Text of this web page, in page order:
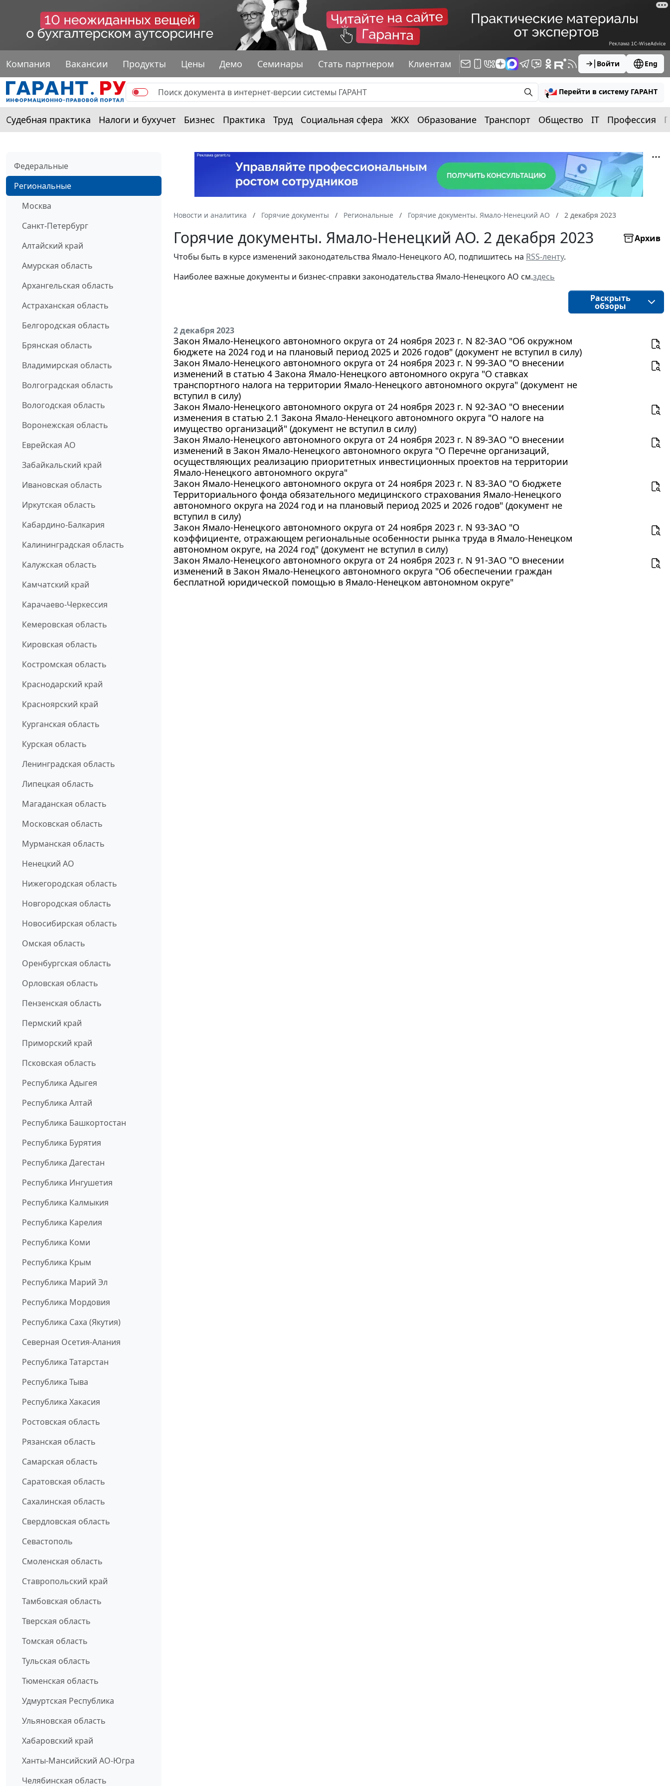
Компания Вакансии Продукты Цены Демо Семинары Стать партнером Клиентам Войти Eng
Перейти в систему ГАРАНТ
Судебная практика Налоги и бухучет Бизнес Практика Труд Социальная сфера ЖКХ Образование Транспорт Общество IT Профессия
Федеральные
Региональные
Москва
Санкт-Петербург
Алтайский край
Амурская область
Архангельская область
Астраханская область
Белгородская область
Брянская область
Владимирская область
Волгоградская область
Вологодская область
Воронежская область
Еврейская АО
Забайкальский край
Ивановская область
Иркутская область
Кабардино-Балкария
Калининградская область
Калужская область
Камчатский край
Карачаево-Черкессия
Кемеровская область
Кировская область
Костромская область
Краснодарский край
Красноярский край
Курганская область
Курская область
Ленинградская область
Липецкая область
Магаданская область
Московская область
Мурманская область
Ненецкий АО
Нижегородская область
Новгородская область
Новосибирская область
Омская область
Оренбургская область
Орловская область
Пензенская область
Пермский край
Приморский край
Псковская область
Республика Адыгея
Республика Алтай
Республика Башкортостан
Республика Бурятия
Республика Дагестан
Республика Ингушетия
Республика Калмыкия
Республика Карелия
Республика Коми
Республика Крым
Республика Марий Эл
Республика Мордовия
Республика Саха (Якутия)
Северная Осетия-Алания
Республика Татарстан
Республика Тыва
Республика Хакасия
Ростовская область
Рязанская область
Самарская область
Саратовская область
Сахалинская область
Свердловская область
Севастополь
Смоленская область
Ставропольский край
Тамбовская область
Тверская область
Томская область
Тульская область
Тюменская область
Удмуртская Республика
Ульяновская область
Хабаровский край
Ханты-Мансийский АО-Югра
Челябинская область
Новости и аналитика Горячие документы Региональные Горячие документы. Ямало-Ненецкий АО 2 декабря 2023
Горячие документы. Ямало-Ненецкий АО. 2 декабря 2023
Архив
Чтобы быть в курсе изменений законодательства Ямало-Ненецкого АО, подпишитесь на RSS-ленту.
Наиболее важные документы и бизнес-справки законодательства Ямало-Ненецкого АО см.здесь
Раскрыть
обзоры
2 декабря 2023
Закон Ямало-Ненецкого автономного округа от 24 ноября 2023 г. N 82-ЗАО "Об окружном
бюджете на 2024 год и на плановый период 2025 и 2026 годов" (документ не вступил в силу)
Закон Ямало-Ненецкого автономного округа от 24 ноября 2023 г. N 99-ЗАО "О внесении
изменений в статью 4 Закона Ямало-Ненецкого автономного округа "О ставках
транспортного налога на территории Ямало-Ненецкого автономного округа" (документ не
вступил в силу)
Закон Ямало-Ненецкого автономного округа от 24 ноября 2023 г. N 92-ЗАО "О внесении
изменения в статью 2.1 Закона Ямало-Ненецкого автономного округа "О налоге на
имущество организаций" (документ не вступил в силу)
Закон Ямало-Ненецкого автономного округа от 24 ноября 2023 г. N 89-ЗАО "О внесении
изменений в Закон Ямало-Ненецкого автономного округа "О Перечне организаций,
осуществляющих реализацию приоритетных инвестиционных проектов на территории
Ямало-Ненецкого автономного округа"
Закон Ямало-Ненецкого автономного округа от 24 ноября 2023 г. N 83-ЗАО "О бюджете
Территориального фонда обязательного медицинского страхования Ямало-Ненецкого
автономного округа на 2024 год и на плановый период 2025 и 2026 годов" (документ не
вступил в силу)
Закон Ямало-Ненецкого автономного округа от 24 ноября 2023 г. N 93-ЗАО "О
коэффициенте, отражающем региональные особенности рынка труда в Ямало-Ненецком
автономном округе, на 2024 год" (документ не вступил в силу)
Закон Ямало-Ненецкого автономного округа от 24 ноября 2023 г. N 91-ЗАО "О внесении
изменений в Закон Ямало-Ненецкого автономного округа "Об обеспечении граждан
бесплатной юридической помощью в Ямало-Ненецком автономном округе"